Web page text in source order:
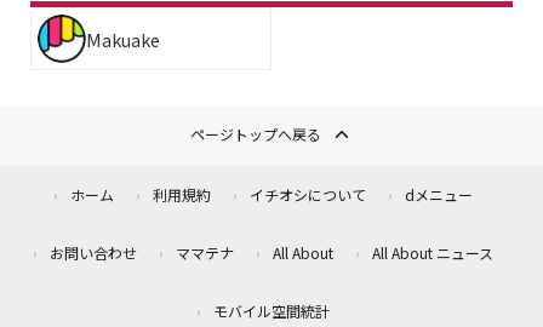
Makuake
ページトップへ戻る
ホーム 利用規約 イチオシについて dメニュー
お問い合わせ ママテナ All About All About ニュース
モバイル空間統計